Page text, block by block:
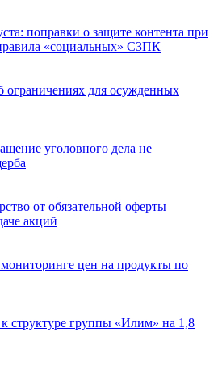
поправки о защите контента при
«социальных» СЗПК
ограничениях для осужденных
уголовного дела не
от обязательной оферты
акций
цен на продукты по
структуре группы «Илим» на 1,8